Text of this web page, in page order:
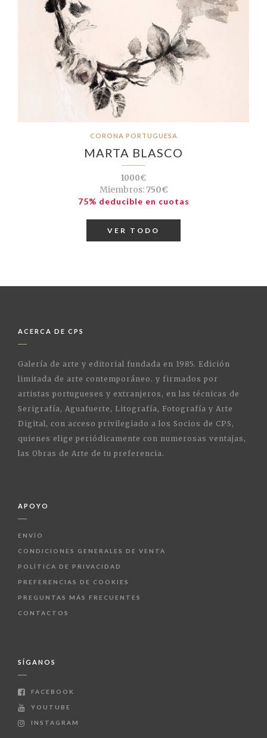
CORONA PORTUGUESA
MARTA BLASCO
1000€
Miembros:750€
75% deducible en cuotas
VER TODO
ACERCA DE CPS
Galería de arte y editorial fundada en 1985. Edición
limitada de arte contemporáneo. y firmados por
artistas portugueses y extranjeros, en las técnicas de
Serigrafía, Aguafuerte, Litografía, Fotografía y Arte
Digital, con acceso privilegiado a los Socios de CPS,
quienes elige periódicamente con numerosas ventajas,
las Obras de Arte de tu preferencia.
APOYO
ENVÍO
CONDICIONES GENERALES DE VENTA
POLÍTICA DE PRIVACIDAD
PREFERENCIAS DE COOKIES
PREGUNTAS MÁS FRECUENTES
CONTACTOS
SÍGANOS
FACEBOOK
YOUTUBE
INSTAGRAM